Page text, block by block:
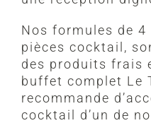
Nos formules de
pièces cocktail,
des produits frais
buffet complet Le
recommande
cocktail d’un de